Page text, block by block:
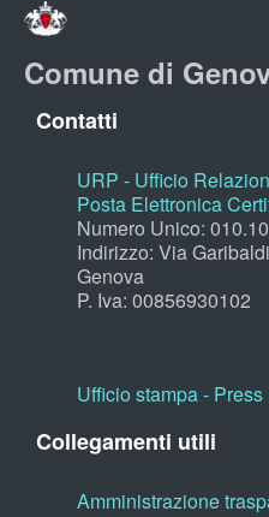
Comune di
Contatti
URP - Ufficio
Posta Elettronica
Numero Unico:
Indirizzo: Via
Genova
P. Iva: 00856930102
Ufficio stampa -
Collegamenti utili
Amministrazione